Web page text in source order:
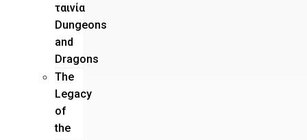
ταινία
Dungeons
and
Dragons
The
Legacy
of
the